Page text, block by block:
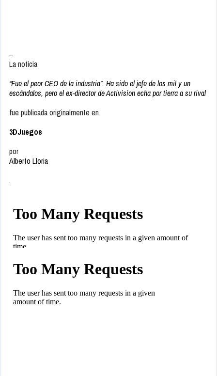
–
La noticia
“Fue el peor CEO de la industria”. Ha sido el jefe de los mil y un
escándalos, pero el ex-director de Activision echa por tierra a su rival
fue publicada originalmente en
3DJuegos
por
Alberto Lloria
.